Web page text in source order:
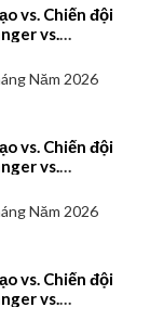
vs. Chiến đội
vs.
14 | Vietsub
Năm 2026
vs. Chiến đội
vs.
7 | Vietsub
Năm 2026
vs. Chiến đội
vs.
6 | Vietsub